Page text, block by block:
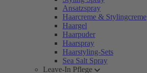
Ansatzspray
Haarcreme & Stylingcreme
Haargel
Haarpuder
Haarspray
Haarstyling-Sets
Sea Salt Spray
Leave-In Pflege